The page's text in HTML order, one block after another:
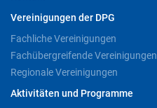
Vereinigungen der DPG
Fachliche Vereinigungen
Fachübergreifende Vereinigungen
Regionale Vereinigungen
Aktivitäten und Programme